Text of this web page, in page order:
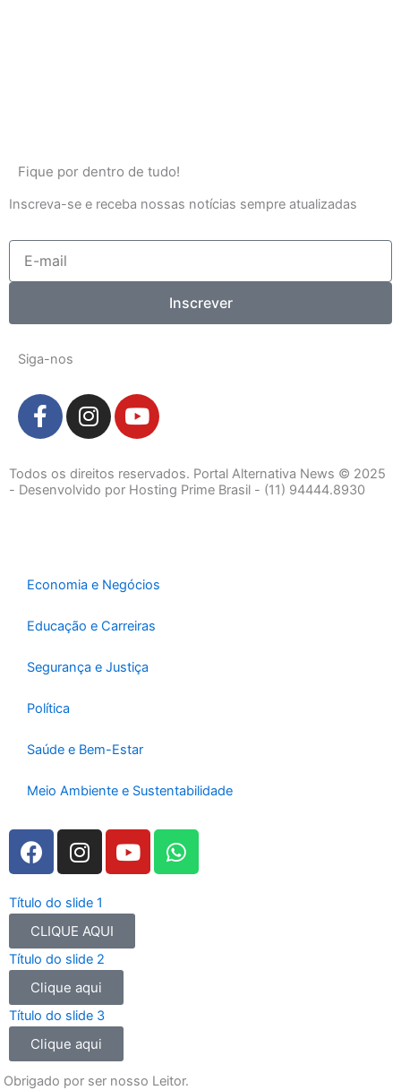
Fique por dentro de tudo!
Inscreva-se e receba nossas notícias sempre atualizadas
mail
Inscrever
Siga-nos
F
a
e
b
-
I
n
t
a
m
Y
o
t
u
Todos os direitos reservados. Portal Alternativa News © 2025
- Desenvolvido por Hosting Prime Brasil - (11) 94444.8930
Economia e Negócios
Educação e Carreiras
Segurança e Justiça
Política
Saúde e Bem-Estar
Meio Ambiente e Sustentabilidade
F
a
e
b
o
o
k
I
n
t
a
g
r
a
m
Y
o
t
b
W
h
Título do slide 1
CLIQUE AQUI
Título do slide 2
Clique aqui
Título do slide 3
Clique aqui
Obrigado por ser nosso Leitor.